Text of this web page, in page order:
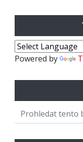
Powered by